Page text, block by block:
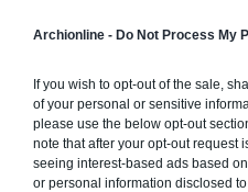
Archionline - Do Not Process My
If you wish to opt-out of the sale,
of your personal or sensitive
please use the below opt-out
note that after your opt-out request
seeing interest-based ads based
or personal information disclosed
combles uniquement
A cela s’ajoutent les frais
dépasse 150 m² , alors, vous
architecte. Les honoraires de
du coût de construction.